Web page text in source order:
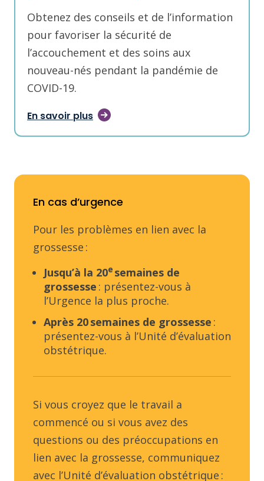
Obtenez des conseils et de l’information
pour favoriser la sécurité de
l’accouchement et des soins aux
nouveau-nés pendant la pandémie de
COVID-19.
En savoir plus
En cas d’urgence
Pour les problèmes en lien avec la
grossesse :
Jusqu’à la 20e semaines de
grossesse : présentez-vous à
l’Urgence la plus proche.
Après 20 semaines de grossesse :
présentez-vous à l’Unité d’évaluation
obstétrique.
Si vous croyez que le travail a
commencé ou si vous avez des
questions ou des préoccupations en
lien avec la grossesse, communiquez
avec l’Unité d’évaluation obstétrique :